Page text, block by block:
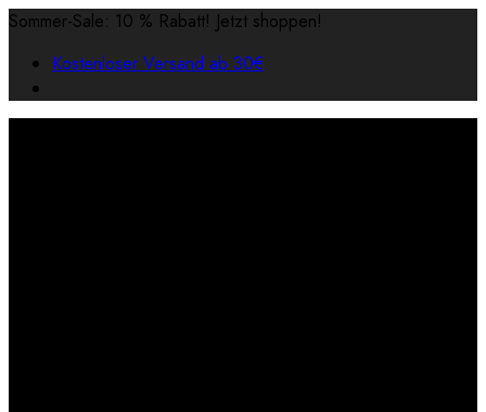
Sommer-Sale: 10 % Rabatt! Jetzt shoppen!
Kostenloser Versand ab 30€